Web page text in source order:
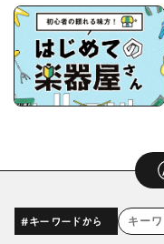
#キーワードから